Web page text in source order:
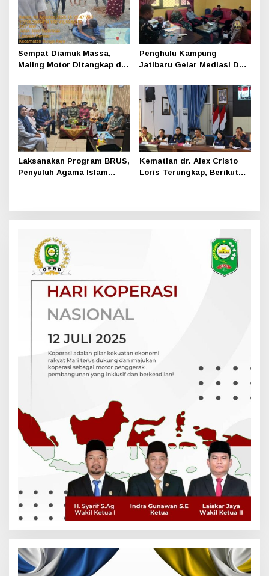
Sempat Diamuk Massa,
Maling Motor Ditangkap di
Penghulu Kampung
Jatibaru Gelar Mediasi Dua
Pihak Tak Hadir
Laksanakan Program BRUS,
Penyuluh Agama Islam
Kematian dr. Alex Cristo
Loris Terungkap, Berikut